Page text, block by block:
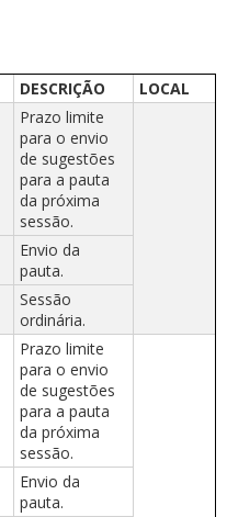
DESCRIÇÃO LOCAL
Prazo limite
para o envio
de sugestões
para a pauta
da próxima
sessão.
Envio da
pauta.
Sessão
ordinária.
Prazo limite
para o envio
de sugestões
para a pauta
da próxima
sessão.
Envio da
pauta.